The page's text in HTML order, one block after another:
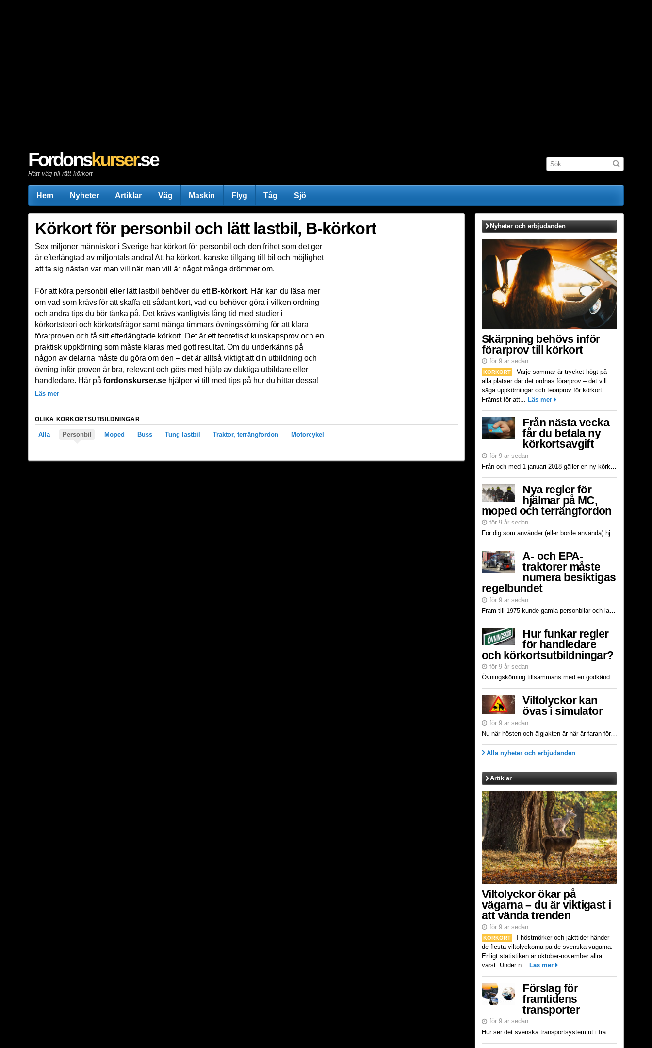
Fordonskurser.se
Rätt väg till rätt körkort
Hem Nyheter Artiklar Väg Maskin Flyg Tåg Sjö
Körkort för personbil och lätt lastbil, B-körkort
Sex miljoner människor i Sverige har körkort för personbil och den frihet som det ger
är efterlängtad av miljontals andra! Att ha körkort, kanske tillgång till bil och möjlighet
att ta sig nästan var man vill när man vill är något många drömmer om.
För att köra personbil eller lätt lastbil behöver du ett B-körkort. Här kan du läsa mer
om vad som krävs för att skaffa ett sådant kort, vad du behöver göra i vilken ordning
och andra tips du bör tänka på. Det krävs vanligtvis lång tid med studier i
körkortsteori och körkortsfrågor samt många timmars övningskörning för att klara
förarproven och få sitt efterlängtade körkort. Det är ett teoretiskt kunskapsprov och en
praktisk uppkörning som måste klaras med gott resultat. Om du underkänns på
någon av delarna måste du göra om den – det är alltså viktigt att din utbildning och
övning inför proven är bra, relevant och görs med hjälp av duktiga utbildare eller
handledare. Här på fordonskurser.se hjälper vi till med tips på hur du hittar dessa!
Läs mer
OLIKA KÖRKORTSUTBILDNINGAR
Alla Personbil Moped Buss Tung lastbil Traktor, terrängfordon Motorcykel
Nyheter och erbjudanden
Skärpning behövs inför
förarprov till körkort
för 9 år sedan
KORKORT
Varje sommar är trycket högt på
alla platser där det ordnas förarprov – det vill
säga uppkörningar och teoriprov för körkort.
Främst för att... Läs mer
Från nästa vecka
får du betala ny
körkortsavgift
för 9 år sedan
Nya regler för
hjälmar på MC,
moped och terrängfordon
för 9 år sedan
För dig som använder (eller borde använda) hjälm på fordon eller maskiner är det av stor vikt att hålla koll på Transportstyrelsen skyddshjälmsföreskrifter. Däri tydliggörs vilka regler som gäller för...
A- och EPA-
traktorer måste
numera besiktigas
regelbundet
för 9 år sedan
Hur funkar regler
för handledare
och körkortsutbildningar?
för 9 år sedan
Övningskörning tillsammans med en godkänd handledare, så kallad privat övningskörning för att ta körkort, är reglerad i körkortslagen och körkortsförordningen. Det är Transportstyrelsen som beviljar r...
Viltolyckor kan
övas i simulator
för 9 år sedan
Nu när hösten och älgjakten är här är faran för viltolyckor på de svenska vägarna extra stor. Olyckor med påkörda djur ökar alltid under vår och höst så det finns all anledning att vara extra uppmärks...
Alla nyheter och erbjudanden
Artiklar
Viltolyckor ökar på
vägarna – du är viktigast i
att vända trenden
för 9 år sedan
KORKORT
I höstmörker och jakttider händer
de flesta viltolyckorna på de svenska vägarna.
Enligt statistiken är oktober-november allra
värst. Under n... Läs mer
Förslag för
framtidens
transporter
för 9 år sedan